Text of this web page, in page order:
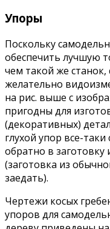
Упоры
Поскольку
обеспечить лучшую
чем такой же станок,
желательно
на рис. выше с
пригодны для
(декоративных)
глухой упор все-
обратно в заготовку
(заготовка из
заедать).
Чертежи косых
упоров для